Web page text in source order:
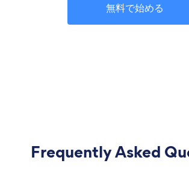
無料で始める
Frequently Asked